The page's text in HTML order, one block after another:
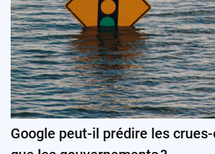
Google peut-il prédire les